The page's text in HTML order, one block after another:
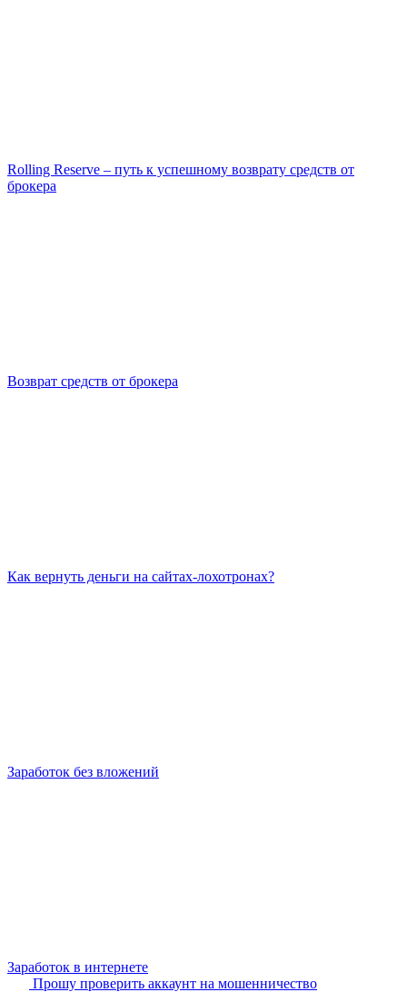
Rolling Reserve – путь к успешному возврату средств от
брокера
Возврат средств от брокера
Как вернуть деньги на сайтах-лохотронах?
Заработок без вложений
Заработок в интернете
Прошу проверить аккаунт на мошенничество